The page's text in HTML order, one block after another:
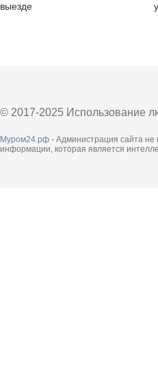
выезде
© 2017-2025 Использование
Муром24.рф - Администрация сайта не
информации, которая является